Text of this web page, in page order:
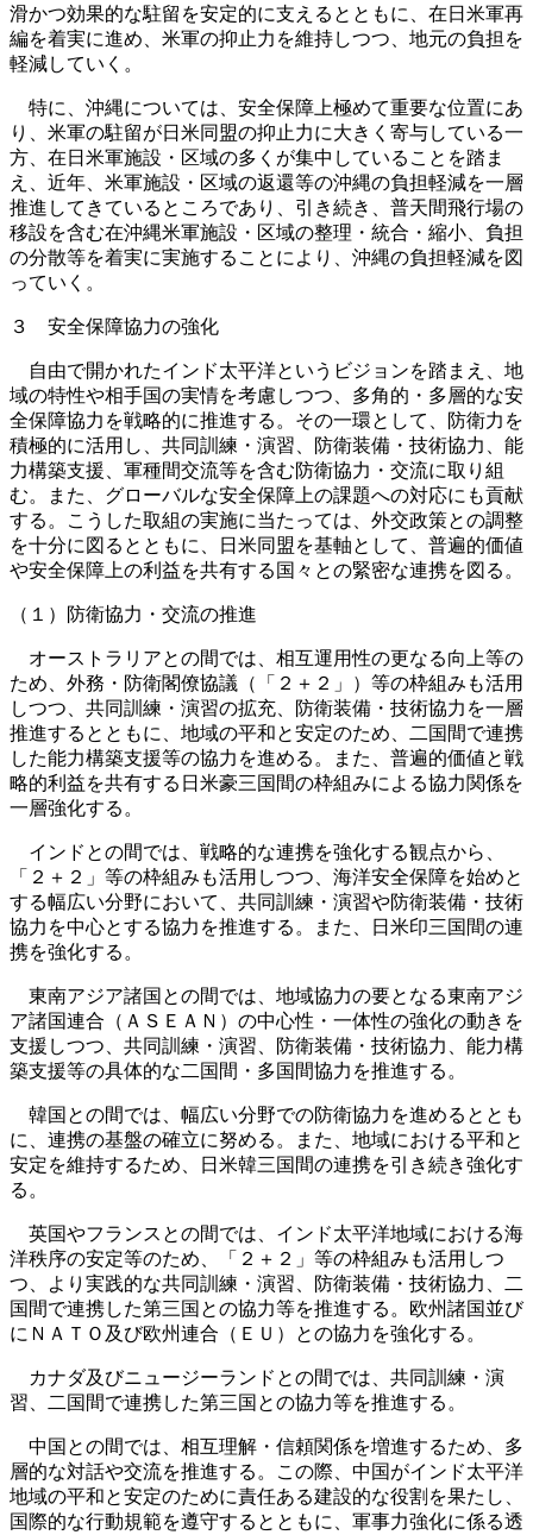
滑かつ効果的な駐留を安定的に支えるとともに、在日米軍再
編を着実に進め、米軍の抑止力を維持しつつ、地元の負担を
軽減していく。
特に、沖縄については、安全保障上極めて重要な位置にあ
り、米軍の駐留が日米同盟の抑止力に大きく寄与している一
方、在日米軍施設・区域の多くが集中していることを踏ま
え、近年、米軍施設・区域の返還等の沖縄の負担軽減を一層
推進してきているところであり、引き続き、普天間飛行場の
移設を含む在沖縄米軍施設・区域の整理・統合・縮小、負担
の分散等を着実に実施することにより、沖縄の負担軽減を図
っていく。
３ 安全保障協力の強化
自由で開かれたインド太平洋というビジョンを踏まえ、地
域の特性や相手国の実情を考慮しつつ、多角的・多層的な安
全保障協力を戦略的に推進する。その一環として、防衛力を
積極的に活用し、共同訓練・演習、防衛装備・技術協力、能
力構築支援、軍種間交流等を含む防衛協力・交流に取り組
む。また、グローバルな安全保障上の課題への対応にも貢献
する。こうした取組の実施に当たっては、外交政策との調整
を十分に図るとともに、日米同盟を基軸として、普遍的価値
や安全保障上の利益を共有する国々との緊密な連携を図る。
（１）防衛協力・交流の推進
オーストラリアとの間では、相互運用性の更なる向上等の
ため、外務・防衛閣僚協議（「２＋２」）等の枠組みも活用
しつつ、共同訓練・演習の拡充、防衛装備・技術協力を一層
推進するとともに、地域の平和と安定のため、二国間で連携
した能力構築支援等の協力を進める。また、普遍的価値と戦
略的利益を共有する日米豪三国間の枠組みによる協力関係を
一層強化する。
インドとの間では、戦略的な連携を強化する観点から、
「２＋２」等の枠組みも活用しつつ、海洋安全保障を始めと
する幅広い分野において、共同訓練・演習や防衛装備・技術
協力を中心とする協力を推進する。また、日米印三国間の連
携を強化する。
東南アジア諸国との間では、地域協力の要となる東南アジ
ア諸国連合（ＡＳＥＡＮ）の中心性・一体性の強化の動きを
支援しつつ、共同訓練・演習、防衛装備・技術協力、能力構
築支援等の具体的な二国間・多国間協力を推進する。
韓国との間では、幅広い分野での防衛協力を進めるととも
に、連携の基盤の確立に努める。また、地域における平和と
安定を維持するため、日米韓三国間の連携を引き続き強化す
る。
英国やフランスとの間では、インド太平洋地域における海
洋秩序の安定等のため、「２＋２」等の枠組みも活用しつ
つ、より実践的な共同訓練・演習、防衛装備・技術協力、二
国間で連携した第三国との協力等を推進する。欧州諸国並び
にＮＡＴＯ及び欧州連合（ＥＵ）との協力を強化する。
カナダ及びニュージーランドとの間では、共同訓練・演
習、二国間で連携した第三国との協力等を推進する。
中国との間では、相互理解・信頼関係を増進するため、多
層的な対話や交流を推進する。この際、中国がインド太平洋
地域の平和と安定のために責任ある建設的な役割を果たし、
国際的な行動規範を遵守するとともに、軍事力強化に係る透